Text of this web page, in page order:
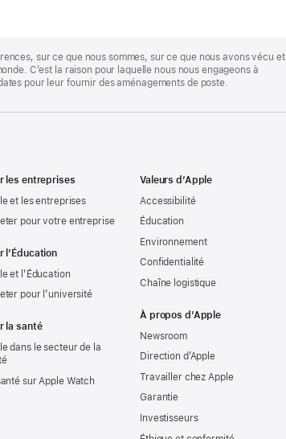
sur ce que nous sommes, sur ce que nous avons vécu et
C’est la raison pour laquelle nous nous engageons à
pour leur fournir des aménagements de poste.
les entreprises
et les entreprises
pour votre entreprise
l’Éducation
et l’Éducation
pour l’université
la santé
dans le secteur de la
sur Apple Watch
Valeurs d’Apple
Accessibilité
Éducation
Environnement
Confidentialité
Chaîne logistique
À propos d’Apple
Newsroom
Direction d’Apple
Travailler chez Apple
Garantie
Investisseurs